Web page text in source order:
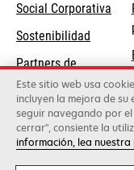
Social Corporativa
abre
una
Sostenibilidad
Partners de
Lexmark
Lexmark
©2026 Todos
Este sitio web usa
incluyen la mejora de
seguir navegando por
cerrar", consiente la
información, lea